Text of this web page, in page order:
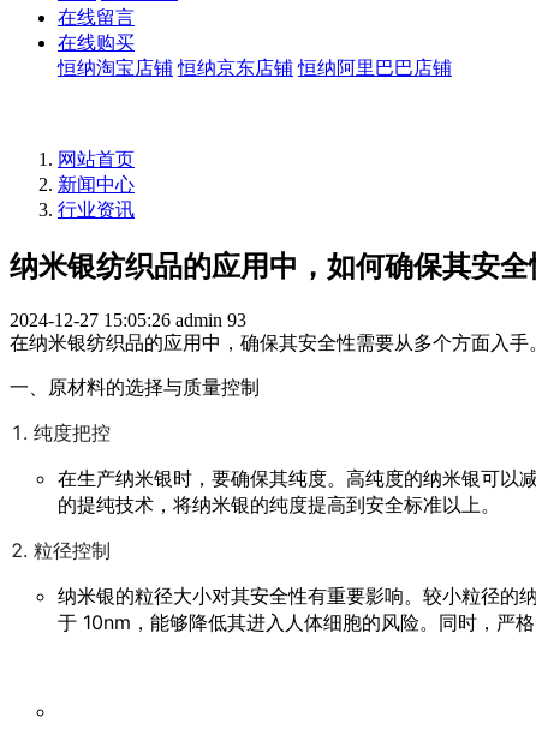
在线留言
在线购买
恒纳淘宝店铺 恒纳京东店铺 恒纳阿里巴巴店铺
网站首页
新闻中心
行业资讯
纳米银纺织品的应用中，如何确保其安全
2024-12-27 15:05:26 admin 93
在纳米银纺织品的应用中，确保其安全性需要从多个方面入手
一、原材料的选择与质量控制
纯度把控
在生产纳米银时，要确保其纯度。高纯度的纳米银可以
的提纯技术，将纳米银的纯度提高到安全标准以上。
粒径控制
纳米银的粒径大小对其安全性有重要影响。较小粒径的
于 10nm，能够降低其进入人体细胞的风险。同时，严